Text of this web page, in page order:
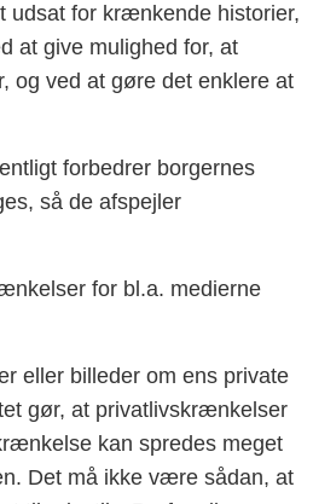
udsat for krænkende historier,
at give mulighed for, at
og ved at gøre det enklere at
forbedrer borgernes
så de afspejler
for bl.a. medierne
eller billeder om ens private
gør, at privatlivskrænkelser
kan spredes meget
Det må ikke være sådan, at